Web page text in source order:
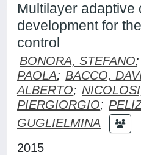
Multilayer adaptive
development for
control
BONORA, STEFANO;
PAOLA; BACCO,
ALBERTO;
PIERGIORGIO;
GUGLIELMINA
2015